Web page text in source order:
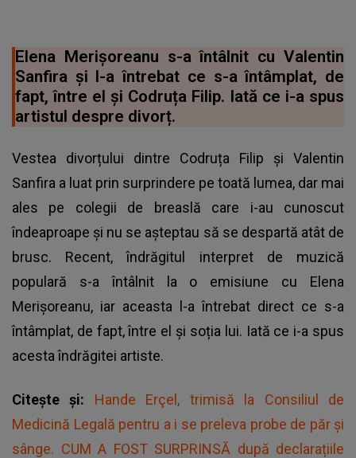
Elena Merișoreanu s-a întâlnit cu Valentin
Sanfira și l-a întrebat ce s-a întâmplat, de
fapt, între el și Codruța Filip. Iată ce i-a spus
artistul despre divorț.
Vestea divorțului dintre Codruța Filip și Valentin
Sanfira a luat prin surprindere pe toată lumea, dar mai
ales pe colegii de breaslă care i-au cunoscut
îndeaproape și nu se așteptau să se despartă atât de
brusc. Recent, îndrăgitul interpret de muzică
populară s-a întâlnit la o emisiune cu Elena
Merișoreanu, iar aceasta l-a întrebat direct ce s-a
întâmplat, de fapt, între el și soția lui. Iată ce i-a spus
acesta îndrăgitei artiste.
Citește și: Hande Erçel, trimisă la Consiliul de
Medicină Legală pentru a i se preleva probe de păr și
sânge. CUM A FOST SURPRINSĂ după declarațiile